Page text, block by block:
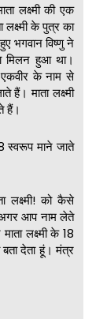
लक्ष्मी की एक
के पुत्र का
भगवान विष्णु ने
मिलन हुआ था।
के नाम से
हैं। माता लक्ष्मी
हैं।
स्वरूप माने जाते
लक्ष्मी! को कैसे
आप नाम लेते
लक्ष्मी के 18
देता हूं। मंत्र